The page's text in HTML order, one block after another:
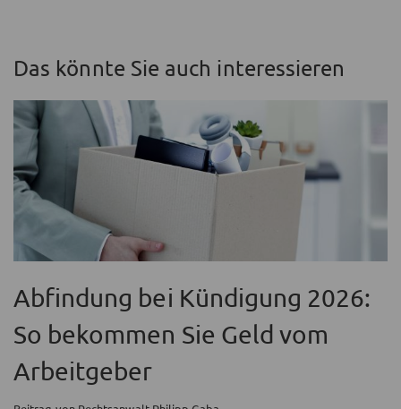
Das könnte Sie auch interessieren
Abfindung bei Kündigung 2026:
So bekommen Sie Geld vom
Arbeitgeber